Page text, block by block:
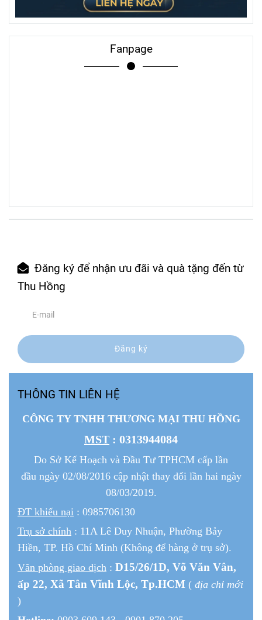
Fanpage
Đăng ký để nhận ưu đãi và quà tặng đến từ
Thu Hồng
Đăng ký
THÔNG TIN LIÊN HỆ
CÔNG TY TNHH THƯƠNG MẠI THU HỒNG
MST : 0313944084
Do Sở Kế Hoạch và Đầu Tư TPHCM cấp lần
đầu ngày 02/08/2016 cập nhật thay đổi lần hai ngày
08/03/2019.
ĐT khiếu nại : 0985706130
Trụ sở chính : 11A Lê Duy Nhuận, Phường Bảy
Hiền, TP. Hồ Chí Minh (Không để hàng ở trụ sở).
Văn phòng giao dịch : D15/26/1D, Võ Văn Vân,
ấp 22, Xã Tân Vĩnh Lộc, Tp.HCM ( địa chỉ mới
)